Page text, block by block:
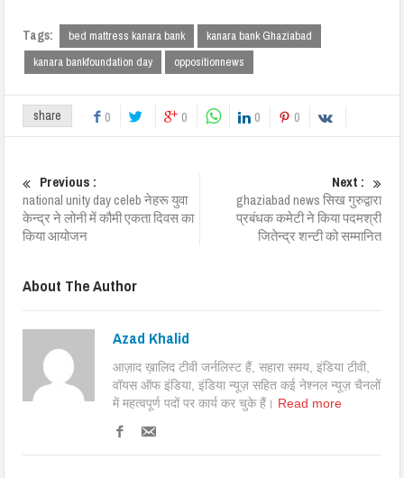
Tags: bed mattress kanara bank
kanara bank Ghaziabad
kanara bankfoundation day
oppositionnews
share 0 0 0 0
Previous :
national unity day celeb नेहरू युवा
केन्द्र ने लोनी में कौमी एकता दिवस का
किया आयोजन
Next :
ghaziabad news सिख गुरुद्वारा
प्रबंधक कमेटी ने किया पदमश्री
जितेन्द्र शन्टी को सम्मानित
About The Author
Azad Khalid
आज़ाद ख़ालिद टीवी जर्नलिस्ट हैं, सहारा समय, इंडिया टीवी,
वॉयस ऑफ इंडिया, इंडिया न्यूज़ सहित कई नेश्नल न्यूज़ चैनलों
में महत्वपूर्ण पदों पर कार्य कर चुके हैं। Read more